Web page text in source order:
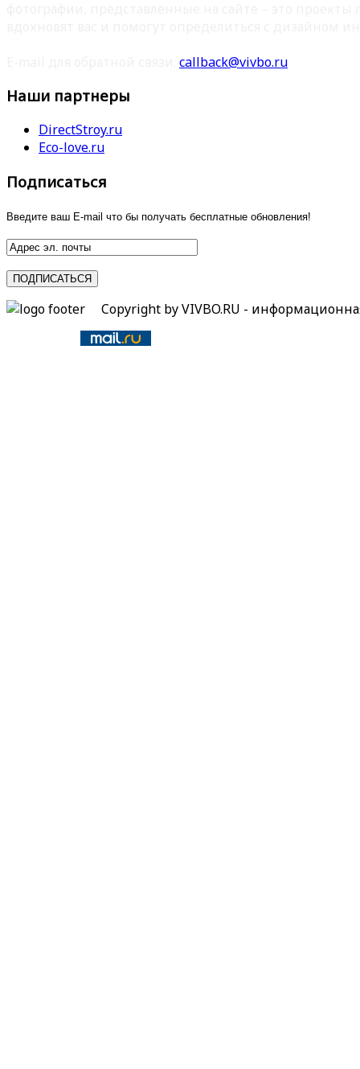
callback@vivbo.ru
Наши партнеры
DirectStroy.ru
Eco-love.ru
Подписаться
Введите ваш E-mail что бы получать бесплатные обновления!
Copyright by VIVBO.RU -